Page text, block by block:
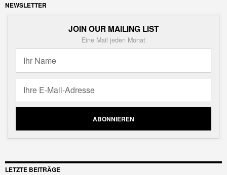
NEWSLETTER
JOIN OUR MAILING LIST
Eine Mail jeden Monat
LETZTE BEITRÄGE